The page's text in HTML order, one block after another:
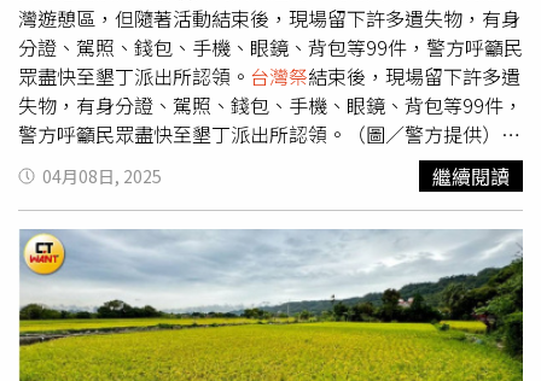
灣遊憩區，但隨著活動結束後，現場留下許多遺失物，有身
分證、駕照、錢包、手機、眼鏡、背包等99件，警方呼籲民
眾盡快至墾丁派出所認領。 台灣祭結束後，現場留下許多遺
失物，有身分證、駕照、錢包、手機、眼鏡、背包等99件，
警方呼籲民眾盡快至墾丁派出所認領。（圖／警方提供）據
恆春警分局統計，遊客遺留在
現場的物品有4張金融
卡、16張悠遊卡、2張學生證、2張健保卡、2張身份證、3
張駕照、10個錢包、5個玩偶小物、3支手機、5個藍芽耳
機、2台相機、11把鑰匙、5支眼鏡、1支手錶、4條手鍊、8
個相機鏡頭、5頂帽子、2張相片、7背包、2件外套等，共
99件遺失物。恆春分局表示，請有遺失物品的民眾儘速至墾
丁派出所領取，也在此呼籲民眾出門旅遊應切記隨身物品，
若有物品遺失可立即尋求警方協助。
04月08日, 2025 繼續閱讀